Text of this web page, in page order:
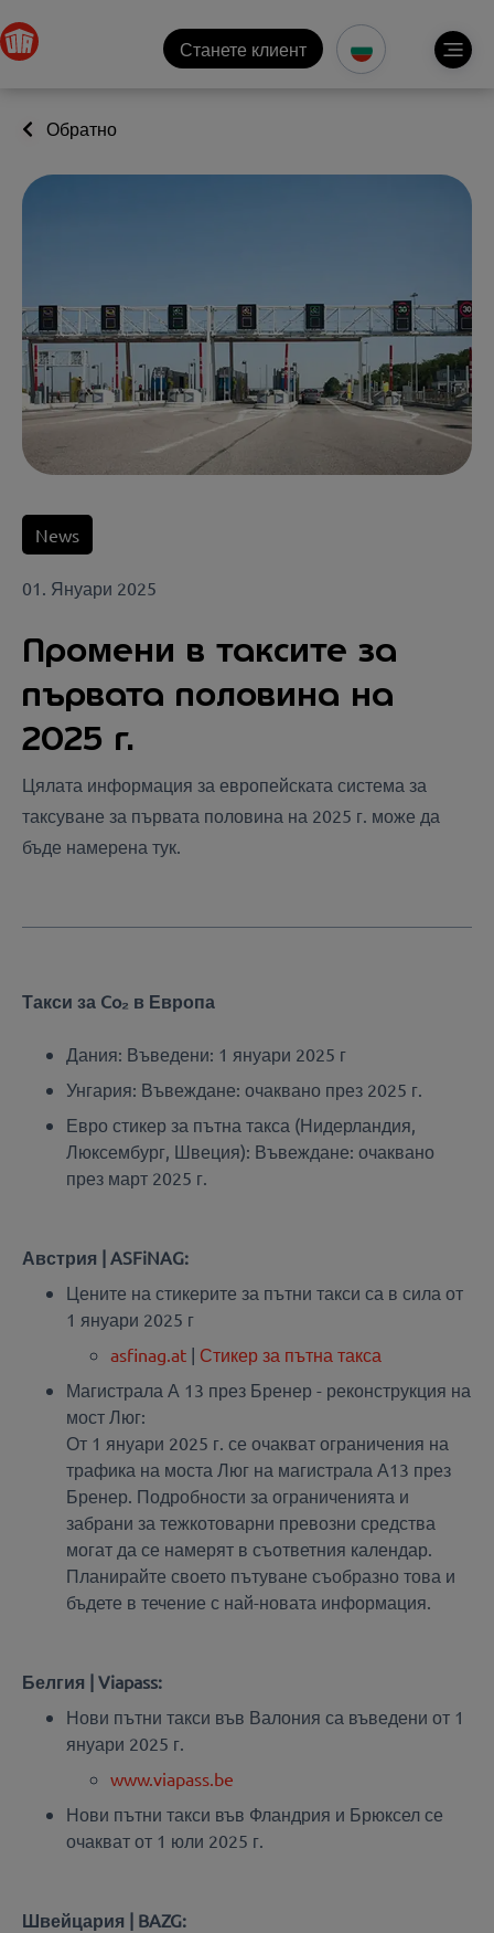
Станете клиент
Обратно
News
01. Януари 2025
Промени в таксите за
първата половина на
2025 г.
Цялата информация за европейската система за
таксуване за първата половина на 2025 г. може да
бъде намерена тук.
Такси за Co₂ в Европа
Дания: Въведени: 1 януари 2025 г
Унгария: Въвеждане: очаквано през 2025 г.
Евро стикер за пътна такса (Нидерландия,
Люксембург, Швеция): Въвеждане: очаквано
през март 2025 г.
Австрия | ASFiNAG:
Цените на стикерите за пътни такси са в сила от
1 януари 2025 г
asfinag.at | Стикер за пътна такса
Магистрала А 13 през Бренер - реконструкция на
мост Люг:
От 1 януари 2025 г. се очакват ограничения на
трафика на моста Люг на магистрала А13 през
Бренер. Подробности за ограниченията и
забрани за тежкотоварни превозни средства
могат да се намерят в съответния календар.
Планирайте своето пътуване съобразно това и
бъдете в течение с най-новата информация.
Белгия | Viapass:
Нови пътни такси във Валония са въведени от 1
януари 2025 г.
www.viapass.be
Нови пътни такси във Фландрия и Брюксел се
очакват от 1 юли 2025 г.
Швейцария | BAZG: